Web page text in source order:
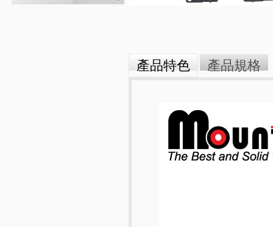
產品特色 產品規格